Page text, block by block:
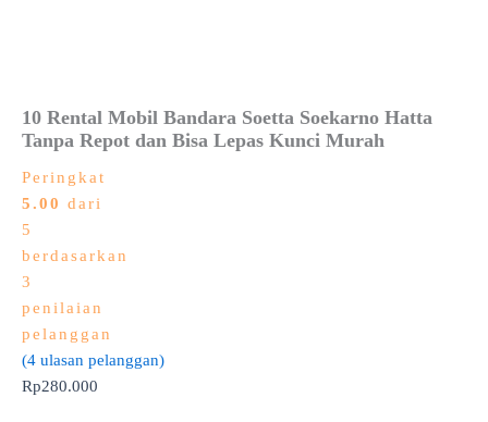
10 Rental Mobil Bandara Soetta Soekarno Hatta
Tanpa Repot dan Bisa Lepas Kunci Murah
Peringkat
5.00 dari
5
berdasarkan
3
penilaian
pelanggan
(4 ulasan pelanggan)
Rp280.000